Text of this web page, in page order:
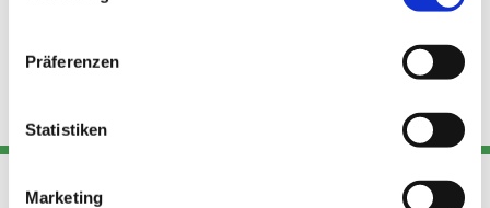
Präferenzen
Statistiken
Marketing